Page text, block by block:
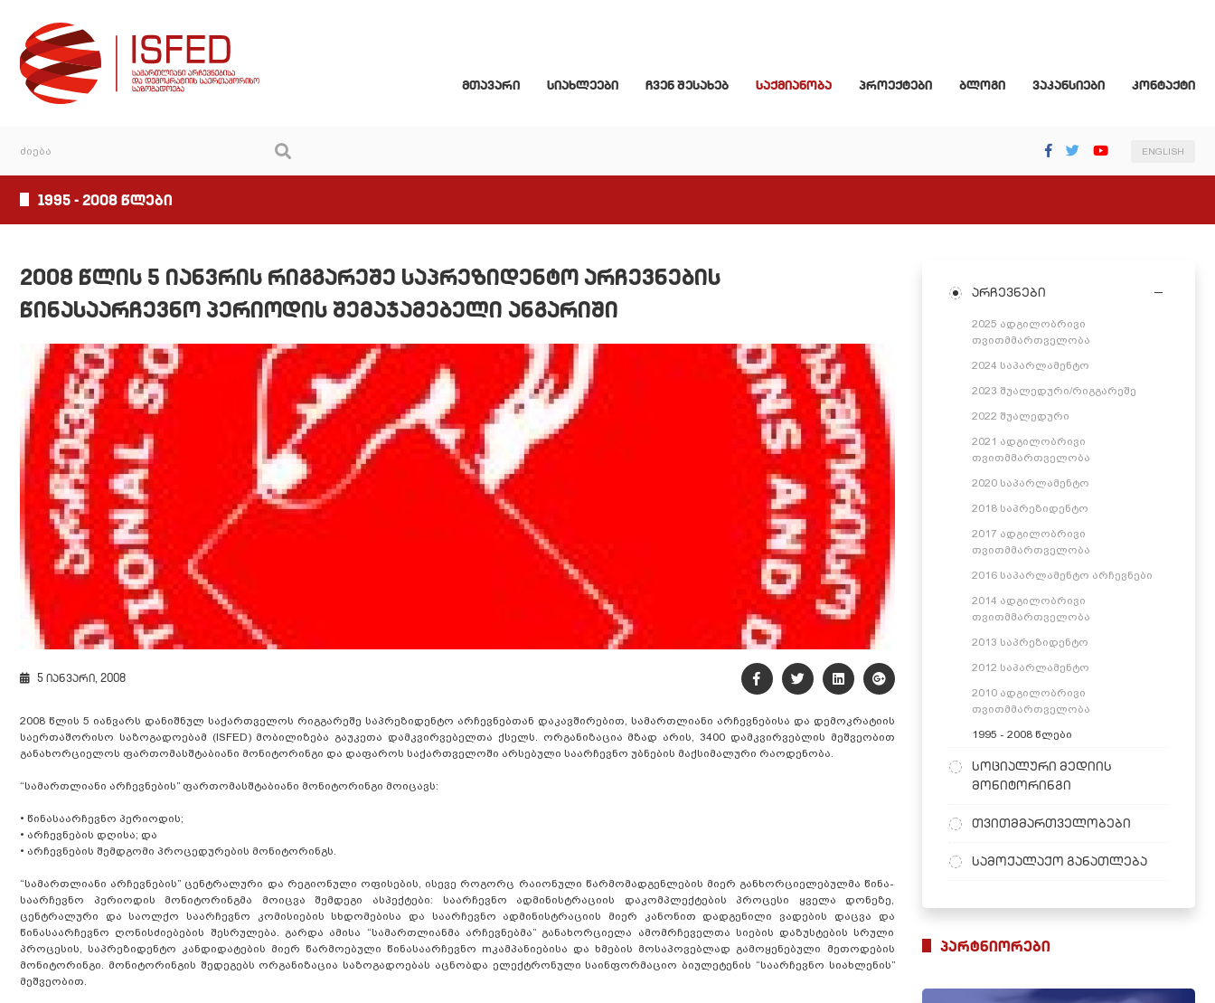
მთავარი სიახლეები ჩვენ შესახებ საქმიანობა პროექტები ბლოგი ვაკანსიები კონტაქტი
ENGLISH
1995 - 2008 წლები
2008 წლის 5 იანვრის რიგგარეშე საპრეზიდენტო არჩევნების
წინასაარჩევნო პერიოდის შემაჯამებელი ანგარიში
5 იანვარი, 2008
2008 წლის 5 იანვარს დანიშნულ საქართველოს რიგგარეშე საპრეზიდენტო არჩევნებთან დაკავშირებით, სამართლიანი არჩევნებისა და დემოკრატიის
საერთაშორისო საზოგადოებამ (ISFED) მობილიზება გაუკეთა დამკვირვებელთა ქსელს. ორგანიზაცია მზად არის, 3400 დამკვირვებლის მეშვეობით
განახორციელოს ფართომასშტაბიანი მონიტორინგი და დაფაროს საქართველოში არსებული საარჩევნო უბნების მაქსიმალური რაოდენობა.
“სამართლიანი არჩევნების” ფართომასშტაბიანი მონიტორინგი მოიცავს:
• წინასაარჩევნო პერიოდის;
• არჩევნების დღისა; და
• არჩევნების შემდგომი პროცედურების მონიტორინგს.
“სამართლიანი არჩევნების” ცენტრალური და რეგიონული ოფისების, ისევე როგორც რაიონული წარმომადგენლების მიერ განხორციელებულმა წინა-
საარჩევნო პერიოდის მონიტორინგმა მოიცვა შემდეგი ასპექტები: საარჩევნო ადმინისტრაციის დაკომპლექტების პროცესი ყველა დონეზე,
ცენტრალური და საოლქო საარჩევნო კომისიების სხდომებისა და საარჩევნო ადმინისტრაციის მიერ კანონით დადგენილი ვადების დაცვა და
წინასაარჩევნო ღონისძიებების შესრულება. გარდა ამისა “სამართლიანმა არჩევნებმა” განახორციელა ამომრჩეველთა სიების დაზუსტების სრული
პროცესის, საპრეზიდენტო კანდიდატების მიერ წარმოებული წინასაარჩევნო mკამპანიებისა და ხმების მოსაპოვებლად გამოყენებული მეთოდების
მონიტორინგი. მონიტორინგის შედეგებს ორგანიზაცია საზოგადოებას აცნობდა ელექტრონული საინფორმაციო ბიულეტენის “საარჩევნო სიახლენის”
მეშვეობით.
არჩევნები
2025 ადგილობრივი
თვითმმართველობა
2024 საპარლამენტო
2023 შუალედური/რიგგარეშე
2022 შუალედური
2021 ადგილობრივი
თვითმმართველობა
2020 საპარლამენტო
2018 საპრეზიდენტო
2017 ადგილობრივი
თვითმმართველობა
2016 საპარლამენტო არჩევნები
2014 ადგილობრივი
თვითმმართველობა
2013 საპრეზიდენტო
2012 საპარლამენტო
2010 ადგილობრივი
თვითმმართველობა
1995 - 2008 წლები
სოციალური მედიის
მონიტორინგი
თვითმმართველობები
სამოქალაქო განათლება
პარტნიორები